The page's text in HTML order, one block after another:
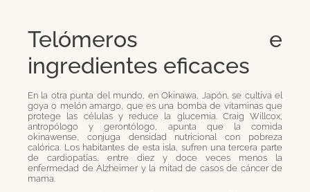
Telómeros e
ingredientes eficaces
En la otra punta del mundo, en Okinawa, Japón, se cultiva el
goya o melón amargo, que es una bomba de vitaminas que
protege las células y reduce la glucemia. Craig Willcox,
antropólogo y gerontólogo, apunta que la comida
okinawense, conjuga densidad nutricional con pobreza
calórica. Los habitantes de esta isla, sufren una tercera parte
de cardiopatías, entre diez y doce veces menos la
enfermedad de Alzheimer y la mitad de casos de cáncer de
mama.